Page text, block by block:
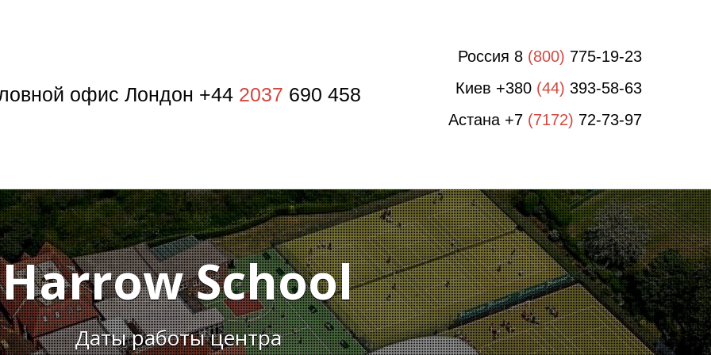
офис Лондон +44 2037 690 458
Россия 8 (800) 775-19-23
Киев +380 (44) 393-58-63
Астана +7 (7172) 72-73-97
Harrow School
Даты работы центра